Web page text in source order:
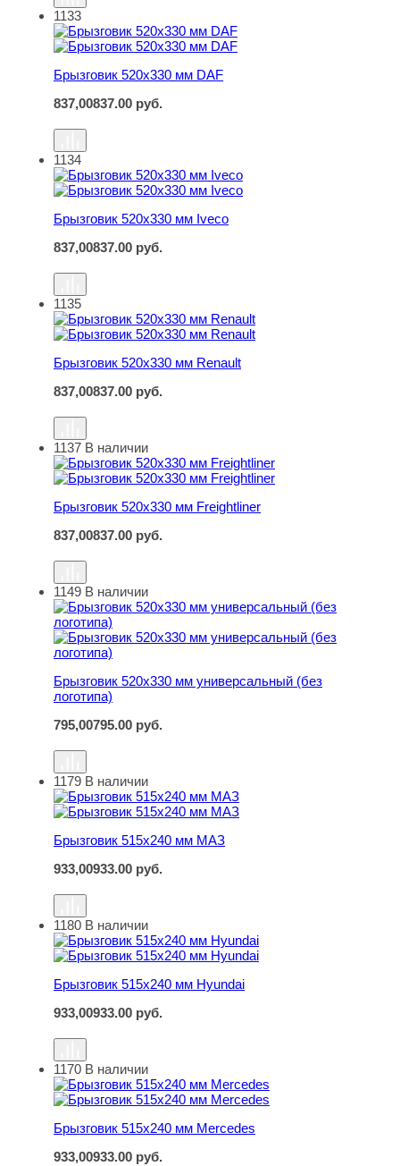
Брызговик 520х330 мм DAF
1133
Брызговик 520х330 мм DAF
837,00837.00 руб.
Брызговик 520х330 мм Iveco
1134
Брызговик 520х330 мм Iveco
837,00837.00 руб.
Брызговик 520х330 мм Renault
1135
Брызговик 520х330 мм Renault
837,00837.00 руб.
Брызговик 520х330 мм Freightliner
1137 В наличии
Брызговик 520х330 мм Freightliner
837,00837.00 руб.
Брызговик 520х330 мм универсальный (без логотипа)
1149 В наличии
Брызговик 520х330 мм универсальный (без
логотипа)
795,00795.00 руб.
Брызговик 515х240 мм МАЗ
1179 В наличии
Брызговик 515х240 мм МАЗ
933,00933.00 руб.
Брызговик 515х240 мм Hyundai
1180 В наличии
Брызговик 515х240 мм Hyundai
933,00933.00 руб.
Брызговик 515х240 мм Mercedes
1170 В наличии
Брызговик 515х240 мм Mercedes
933,00933.00 руб.